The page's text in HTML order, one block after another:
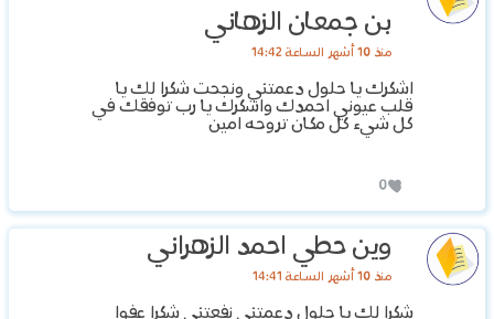
بن جمعان الزهاني
منذ 10 أشهر الساعة 14:42
اشكرك يا حلول دعمتني ونجحت شكرا لك يا
قلب عيوني احمدك واشكرك يا رب توفقك في
كل شيء كل مكان تروحه امين
0
وين حطي احمد الزهراني
منذ 10 أشهر الساعة 14:41
شكرا لك يا حلول دعمتني نفعتني شكرا عفوا